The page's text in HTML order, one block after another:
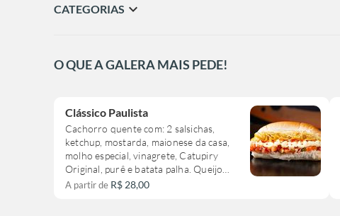
CATEGORIAS expand_more
O QUE A GALERA MAIS PEDE!
Clássico Paulista
Cachorro quente com: 2 salsichas,
ketchup, mostarda, maionese da casa,
molho especial, vinagrete, Catupiry
Original, purê e batata palha. Queijo
ralado opcional.
A partir de R$ 28,00